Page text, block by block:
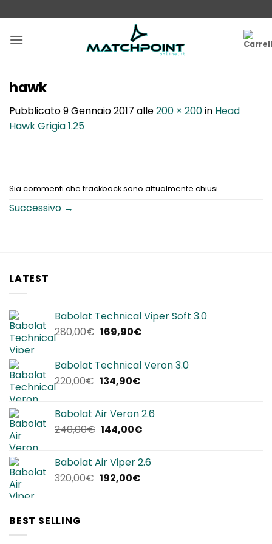
ai
contenuti
hawk
Pubblicato9 Gennaio 2017 alle200 × 200in Head
Hawk Grigia 1.25
Sia commenti che trackback sono attualmente chiusi.
Successivo →
LATEST
Babolat Technical Viper Soft 3.0
280,00€ Il
era:
280,00€.
169,90€Il
è:
Babolat Technical Veron 3.0
220,00€ Il
era:
220,00€.
134,90€Il
è:
134,90€.
Babolat Air Veron 2.6
240,00€ Il
era:
240,00€.
144,00€Il
è:
Babolat Air Viper 2.6
320,00€ Il
192,00€Il
BEST SELLING